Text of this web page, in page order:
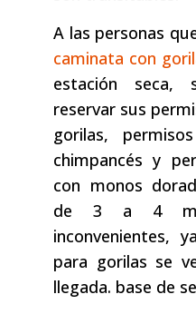
A las personas
caminata con
estación seca,
reservar sus
gorilas,
chimpancés y
con monos
de 3 a 4
inconvenientes,
para gorilas se
llegada. base de